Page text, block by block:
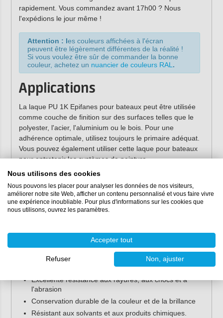
rapidement. Vous commandez avant 17h00 ? Nous
l'expédions le jour même !
Attention : les couleurs affichées à l'écran
peuvent être légèrement différentes de la réalité !
Si vous voulez être sûr de commander la bonne
couleur, achetez un nuancier de couleursRAL.
Applications
La laque PU 1K Epifanes pour bateaux peut être utilisée
comme couche de finition sur des surfaces telles que le
polyester, l'acier, l'aluminium ou le bois. Pour une
adhérence optimale, utilisez toujours le primaire adéquat.
Vous pouvez également utiliser cette laque pour bateaux
pour entretenir les systèmes de peinture
monocomposants existants, quelle que soit la marque.
Avantages de la laque
Epifanes
qualité
Facile à appliquer
Disponible dans les couleurs standard, les couleurs
RAL et les couleurs sur demande
Excellente résistance aux rayures, aux chocs et à
l'abrasion
Conservation durable de la couleur et de la brillance
Résistant aux solvants et aux produits chimiques.
Nous utilisons des cookies
Nous pouvons les placer pour analyser les données de nos visiteurs,
améliorer notre site Web, afficher un contenu personnalisé et vous faire vivre
une expérience inoubliable. Pour plus d'informations sur les cookies que
nous utilisons, ouvrez les paramètres.
Accepter tout
Refuser Non, ajuster